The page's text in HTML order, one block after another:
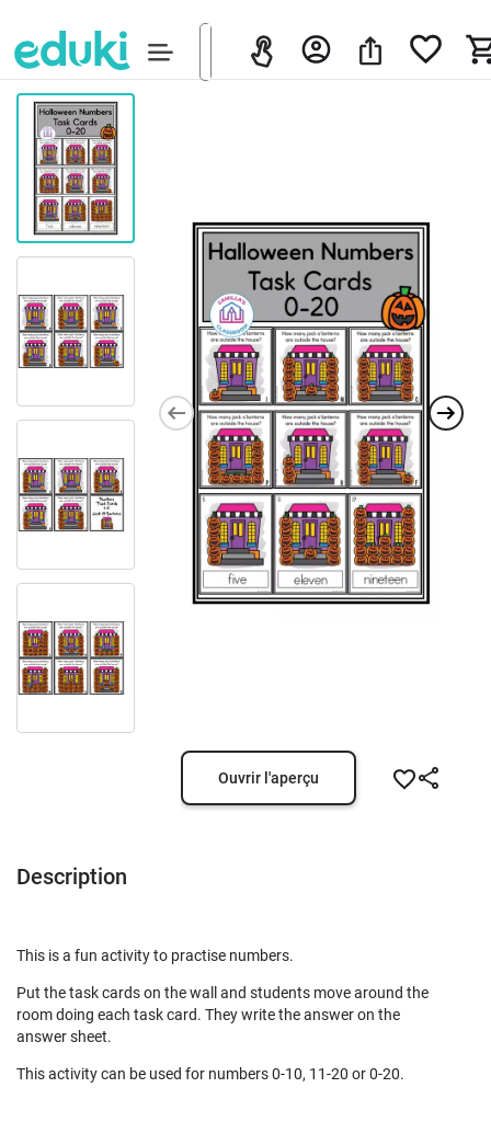
Ouvrir l'aperçu
Description
This is a fun activity to practise numbers.
Put the task cards on the wall and students move around the
room doing each task card. They write the answer on the
answer sheet.
This activity can be used for numbers 0-10, 11-20 or 0-20.